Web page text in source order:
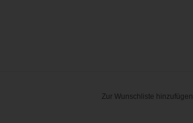
Zur Wunschliste hinzufügen